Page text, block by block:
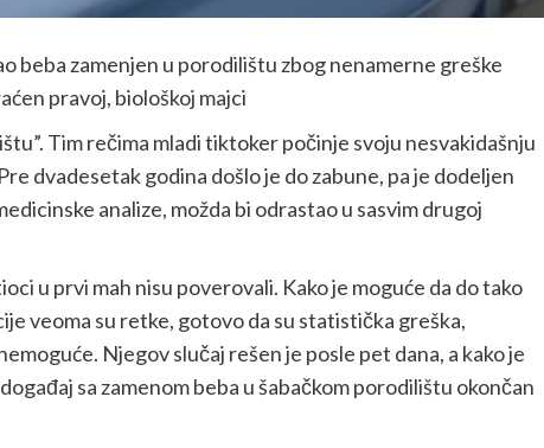
beba zamenjen u porodilištu zbog nenamerne greške
pravoj, biološkoj majci
Tim rečima mladi tiktoker počinje svoju nesvakidašnju
dvadesetak godina došlo je do zabune, pa je dodeljen
analize, možda bi odrastao u sasvim drugoj
u prvi mah nisu poverovali. Kako je moguće da do tako
veoma su retke, gotovo da su statistička greška,
Njegov slučaj rešen je posle pet dana, a kako je
sa zamenom beba u šabačkom porodilištu okončan